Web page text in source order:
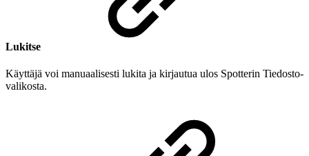
Lukitse
Käyttäjä voi manuaalisesti lukita ja kirjautua ulos Spotterin Tiedosto-
valikosta.